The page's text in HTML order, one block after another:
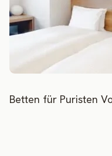
Betten für Puristen